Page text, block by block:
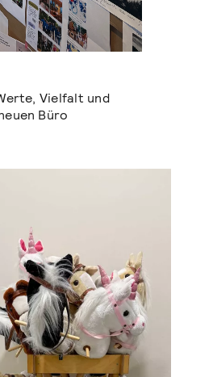
Vielfalt und
Büro